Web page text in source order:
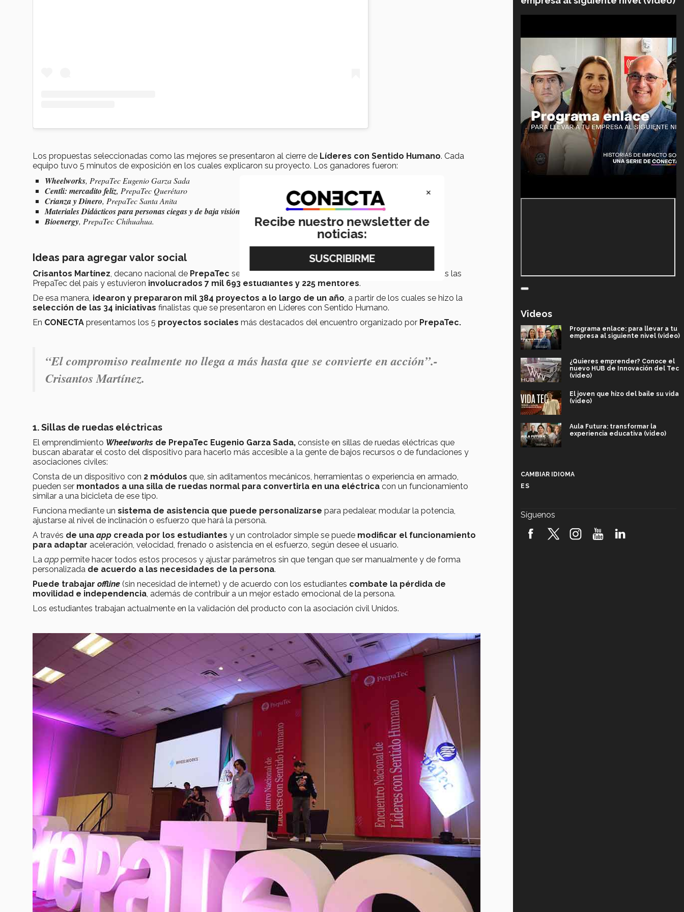
Los propuestas seleccionadas como las mejores se presentaron al cierre de Líderes con Sentido Humano. Cada
equipo tuvo 5 minutos de exposición en los cuales explicaron su proyecto. Los ganadores fueron:
Wheelworks, PrepaTec Eugenio Garza Sada
Centli: mercadito feliz, PrepaTec Querétaro
Crianza y Dinero, PrepaTec Santa Anita
Materiales Didácticos para personas ciegas y de baja visión , PrepaTec Sonora Norte
Bioenergy, PrepaTec Chihuahua.
Ideas para agregar valor social
Crisantos Martínez , decano nacional de PrepaTec señaló que en la convocatoria nacional participaron todas las
PrepaTec del país y estuvieron involucrados 7 mil 693 estudiantes y 225 mentores.
De esa manera, idearon y prepararon mil 384 proyectos a lo largo de un año , a partir de los cuales se hizo la
selección de las 34 iniciativas finalistas que se presentaron en Líderes con Sentido Humano.
En CONECTA presentamos los 5 proyectos sociales más destacados del encuentro organizado por PrepaTec.
“El compromiso realmente no llega a más hasta que se convierte en acción”.-
Crisantos Martínez.
1. Sillas de ruedas eléctricas
El emprendimiento Wheelworks de PrepaTec Eugenio Garza Sada, consiste en sillas de ruedas eléctricas que
buscan abaratar el costo del dispositivo para hacerlo más accesible a la gente de bajos recursos o de fundaciones y
asociaciones civiles:
Consta de un dispositivo con 2 módulos que, sin aditamentos mecánicos, herramientas o experiencia en armado,
pueden ser montados a una silla de ruedas normal para convertirla en una eléctrica con un funcionamiento
similar a una bicicleta de ese tipo.
Funciona mediante un sistema de asistencia que puede personalizarse para pedalear, modular la potencia,
ajustarse al nivel de inclinación o esfuerzo que hará la persona.
A través de una app creada por los estudiantes y un controlador simple se puede modificar el funcionamiento
para adaptar aceleración, velocidad, frenado o asistencia en el esfuerzo, según desee el usuario.
La app permite hacer todos estos procesos y ajustar parámetros sin que tengan que ser manualmente y de forma
personalizada de acuerdo a las necesidades de la persona.
Puede trabajar offline (sin necesidad de internet) y de acuerdo con los estudiantes combate la pérdida de
movilidad e independencia , además de contribuir a un mejor estado emocional de la persona.
Los estudiantes trabajan actualmente en la validación del producto con la asociación civil Unidos.
Videos
Programa enlace: para llevar a tu
empresa al siguiente nivel (video)
¿Quieres emprender? Conoce el
nuevo HUB de Innovación del Tec
(video)
El joven que hizo del baile su vida
(video)
Aula Futura: transformar la
experiencia educativa (video)
robótica FIRST 2026! (video)
CAMBIAR IDIOMA
ES
Síguenos
×
Recibe nuestro newsletter de
noticias: